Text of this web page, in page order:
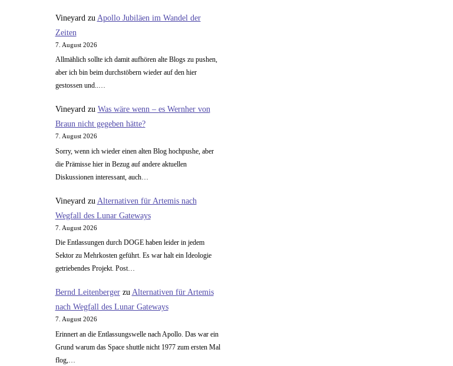
Vineyard zu Apollo Jubiläen im Wandel der
Zeiten
7. August 2026
Allmählich sollte ich damit aufhören alte Blogs zu pushen,
aber ich bin beim durchstöbern wieder auf den hier
gestossen und..…
Vineyardzu Was wäre wenn – es Wernher von
Braun nicht gegeben hätte?
7. August 2026
Sorry, wenn ich wieder einen alten Blog hochpushe, aber
die Prämisse hier in Bezug auf andere aktuellen
Diskussionen interessant, auch…
Vineyard zu Alternativen für Artemis nach
Wegfall des Lunar Gateways
7. August 2026
Die Entlassungen durch DOGE haben leider in jedem
Sektor zu Mehrkosten geführt. Es war halt ein Ideologie
getriebendes Projekt. Post…
Bernd Leitenbergerzu Alternativen für Artemis
nach Wegfall des Lunar Gateways
7. August 2026
Erinnert an die Entlassungswelle nach Apollo. Das war ein
Grund warum das Space shuttle nicht 1977 zum ersten Mal
flog,…